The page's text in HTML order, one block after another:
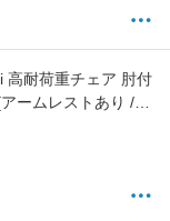
高耐荷重チェア 肘付
ームレストあり /ロ